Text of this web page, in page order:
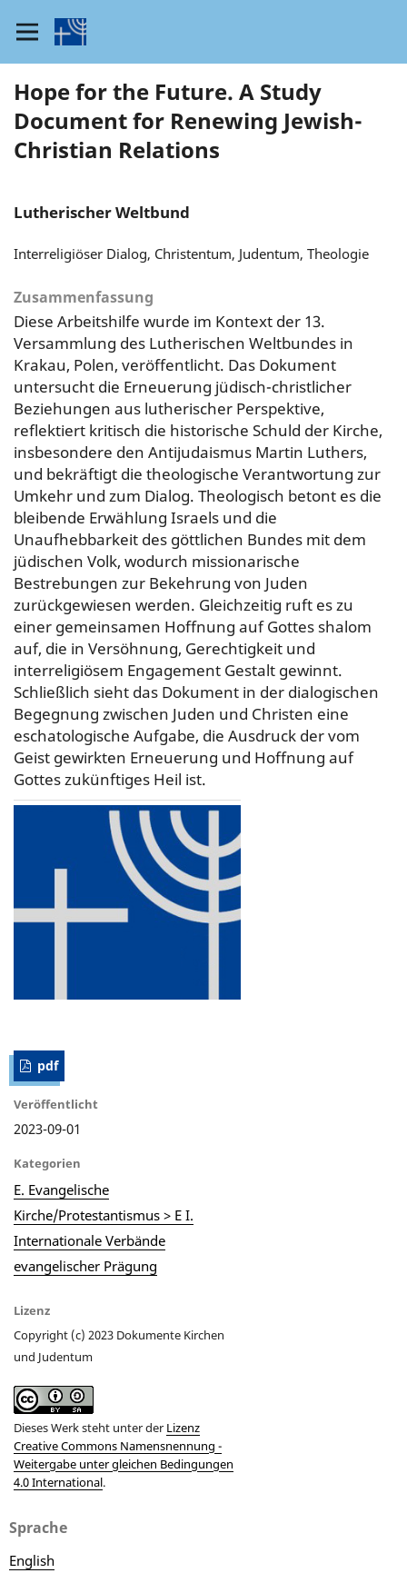
Hope for the Future. A Study
Document for Renewing Jewish-
Christian Relations
Lutherischer Weltbund
Interreligiöser Dialog, Christentum, Judentum, Theologie
Zusammenfassung
Diese Arbeitshilfe wurde im Kontext der 13.
Versammlung des Lutherischen Weltbundes in
Krakau, Polen, veröffentlicht. Das Dokument
untersucht die Erneuerung jüdisch-christlicher
Beziehungen aus lutherischer Perspektive,
reflektiert kritisch die historische Schuld der Kirche,
insbesondere den Antijudaismus Martin Luthers,
und bekräftigt die theologische Verantwortung zur
Umkehr und zum Dialog. Theologisch betont es die
bleibende Erwählung Israels und die
Unaufhebbarkeit des göttlichen Bundes mit dem
jüdischen Volk, wodurch missionarische
Bestrebungen zur Bekehrung von Juden
zurückgewiesen werden. Gleichzeitig ruft es zu
einer gemeinsamen Hoffnung auf Gottes shalom
auf, die in Versöhnung, Gerechtigkeit und
interreligiösem Engagement Gestalt gewinnt.
Schließlich sieht das Dokument in der dialogischen
Begegnung zwischen Juden und Christen eine
eschatologische Aufgabe, die Ausdruck der vom
Geist gewirkten Erneuerung und Hoffnung auf
Gottes zukünftiges Heil ist.
pdf
Veröffentlicht
2023-09-01
Kategorien
E. Evangelische
Kirche/Protestantismus > E I.
Internationale Verbände
evangelischer Prägung
Lizenz
Copyright (c) 2023 Dokumente Kirchen
und Judentum
Dieses Werk steht unter der Lizenz
Creative Commons Namensnennung -
Weitergabe unter gleichen Bedingungen
4.0 International.
Sprache
English